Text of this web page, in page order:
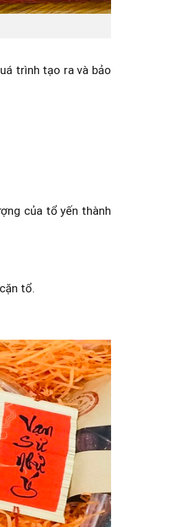
trình tạo ra và bảo
của tổ yến thành
tổ.